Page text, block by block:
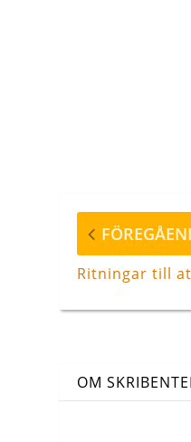
Föregående
inlägg
Ritningar till
OM